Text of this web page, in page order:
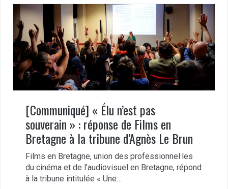
[Communiqué] « Élu n’est pas
souverain » : réponse de Films en
Bretagne à la tribune d’Agnès Le Brun
Films en Bretagne, union des professionnel·les
du cinéma et de l’audiovisuel en Bretagne, répond
à la tribune intitulée « Une…